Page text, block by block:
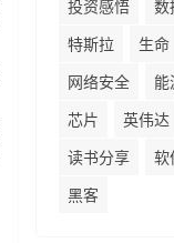
投资感悟
数
特斯拉
生命
网络安全
能
芯片
英伟达
读书分享
软
黑客